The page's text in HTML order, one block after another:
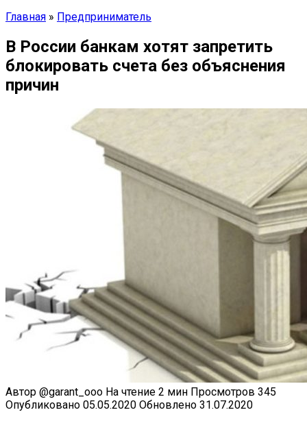
Главная » Предприниматель
В России банкам хотят запретить
блокировать счета без объяснения
причин
Автор @garant_ooo На чтение 2 мин Просмотров 345
Опубликовано 05.05.2020 Обновлено 31.07.2020